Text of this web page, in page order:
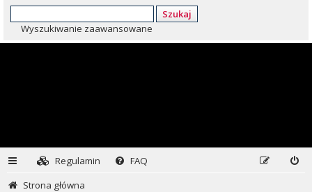
Szukaj
Wyszukiwanie zaawansowane
Regulamin
FAQ
Strona główna